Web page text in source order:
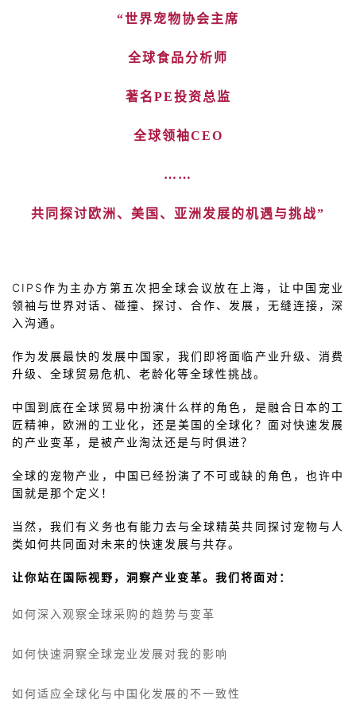
“世界宠物协会主席
全球食品分析师
著名PE投资总监
全球领袖CEO
……
共同探讨欧洲、美国、亚洲发展的机遇与挑战”
CIPS 作为主办方第五次把全球会议放在上海，让中国宠业
领袖与世界对话、碰撞、探讨、合作、发展，无缝连接，深
入沟通。
作为发展最快的发展中国家，我们即将面临产业升级、消费
升级、全球贸易危机、老龄化等全球性挑战。
中国到底在全球贸易中扮演什么样的角色，是融合日本的工
匠精神，欧洲的工业化，还是美国的全球化？面对快速发展
的产业变革，是被产业淘汰还是与时俱进？
全球的宠物产业，中国已经扮演了不可或缺的角色，也许中
国就是那个定义！
当然，我们有义务也有能力去与全球精英共同探讨宠物与人
类如何共同面对未来的快速发展与共存。
让你站在国际视野，洞察产业变革。我们将面对：
如何深入观察全球采购的趋势与变革
如何快速洞察全球宠业发展对我的影响
如何适应全球化与中国化发展的不一致性